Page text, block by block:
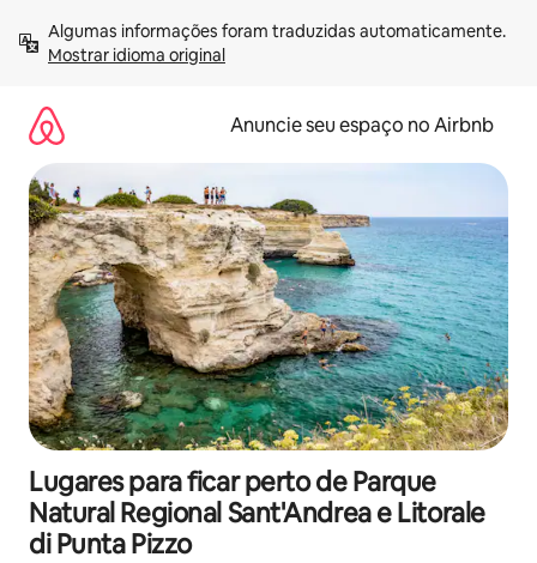
para
Mostrar idioma original
Anuncie seu espaço no Airbnb
Lugares para ficar perto de Parque
Natural Regional Sant'Andrea e Litorale
di Punta Pizzo